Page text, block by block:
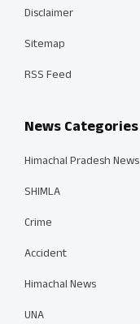
Disclaimer
Sitemap
RSS Feed
News Categories
Himachal Pradesh News
SHIMLA
Crime
Accident
Himachal News
UNA